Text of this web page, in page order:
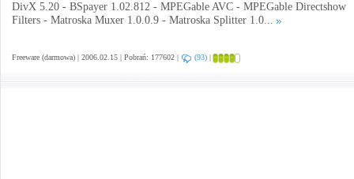
DivX 5.20 - BSpayer 1.02.812 - MPEGable AVC - MPEGable Directshow
Filters - Matroska Muxer 1.0.0.9 - Matroska Splitter 1.0...
Freeware (darmowa) | 2006.02.15 | Pobrań: 177602 | (93) |